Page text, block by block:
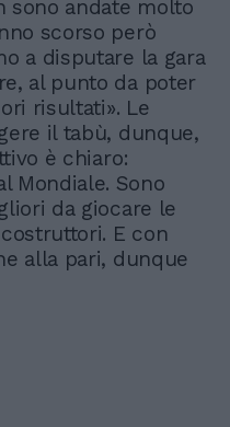
sono andate molto
scorso però
a disputare la gara
al punto da poter
risultati». Le
il tabù, dunque,
è chiaro:
Mondiale. Sono
da giocare le
E con
alla pari, dunque